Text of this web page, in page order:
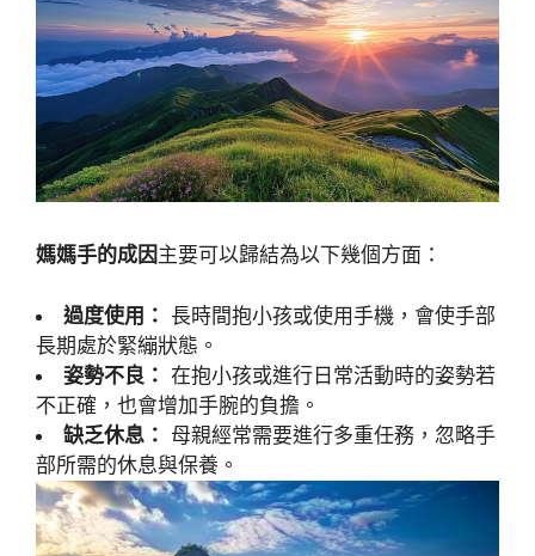
媽媽手的成因主要可以歸結為以下幾個方面：
過度使用： 長時間抱小孩或使用手機，會使手部
長期處於緊繃狀態。
姿勢不良： 在抱小孩或進行日常活動時的姿勢若
不正確，也會增加手腕的負擔。
缺乏休息： 母親經常需要進行多重任務，忽略手
部所需的休息與保養。